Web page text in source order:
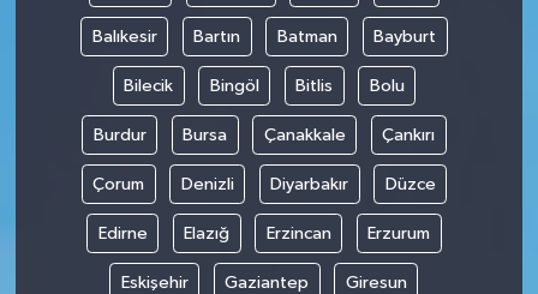
Balıkesir Bartın Batman Bayburt
Bilecik Bingöl Bitlis Bolu
Burdur Bursa Çanakkale Çankırı
Çorum Denizli Diyarbakır Düzce
Edirne Elazığ Erzincan Erzurum
Eskişehir Gaziantep Giresun